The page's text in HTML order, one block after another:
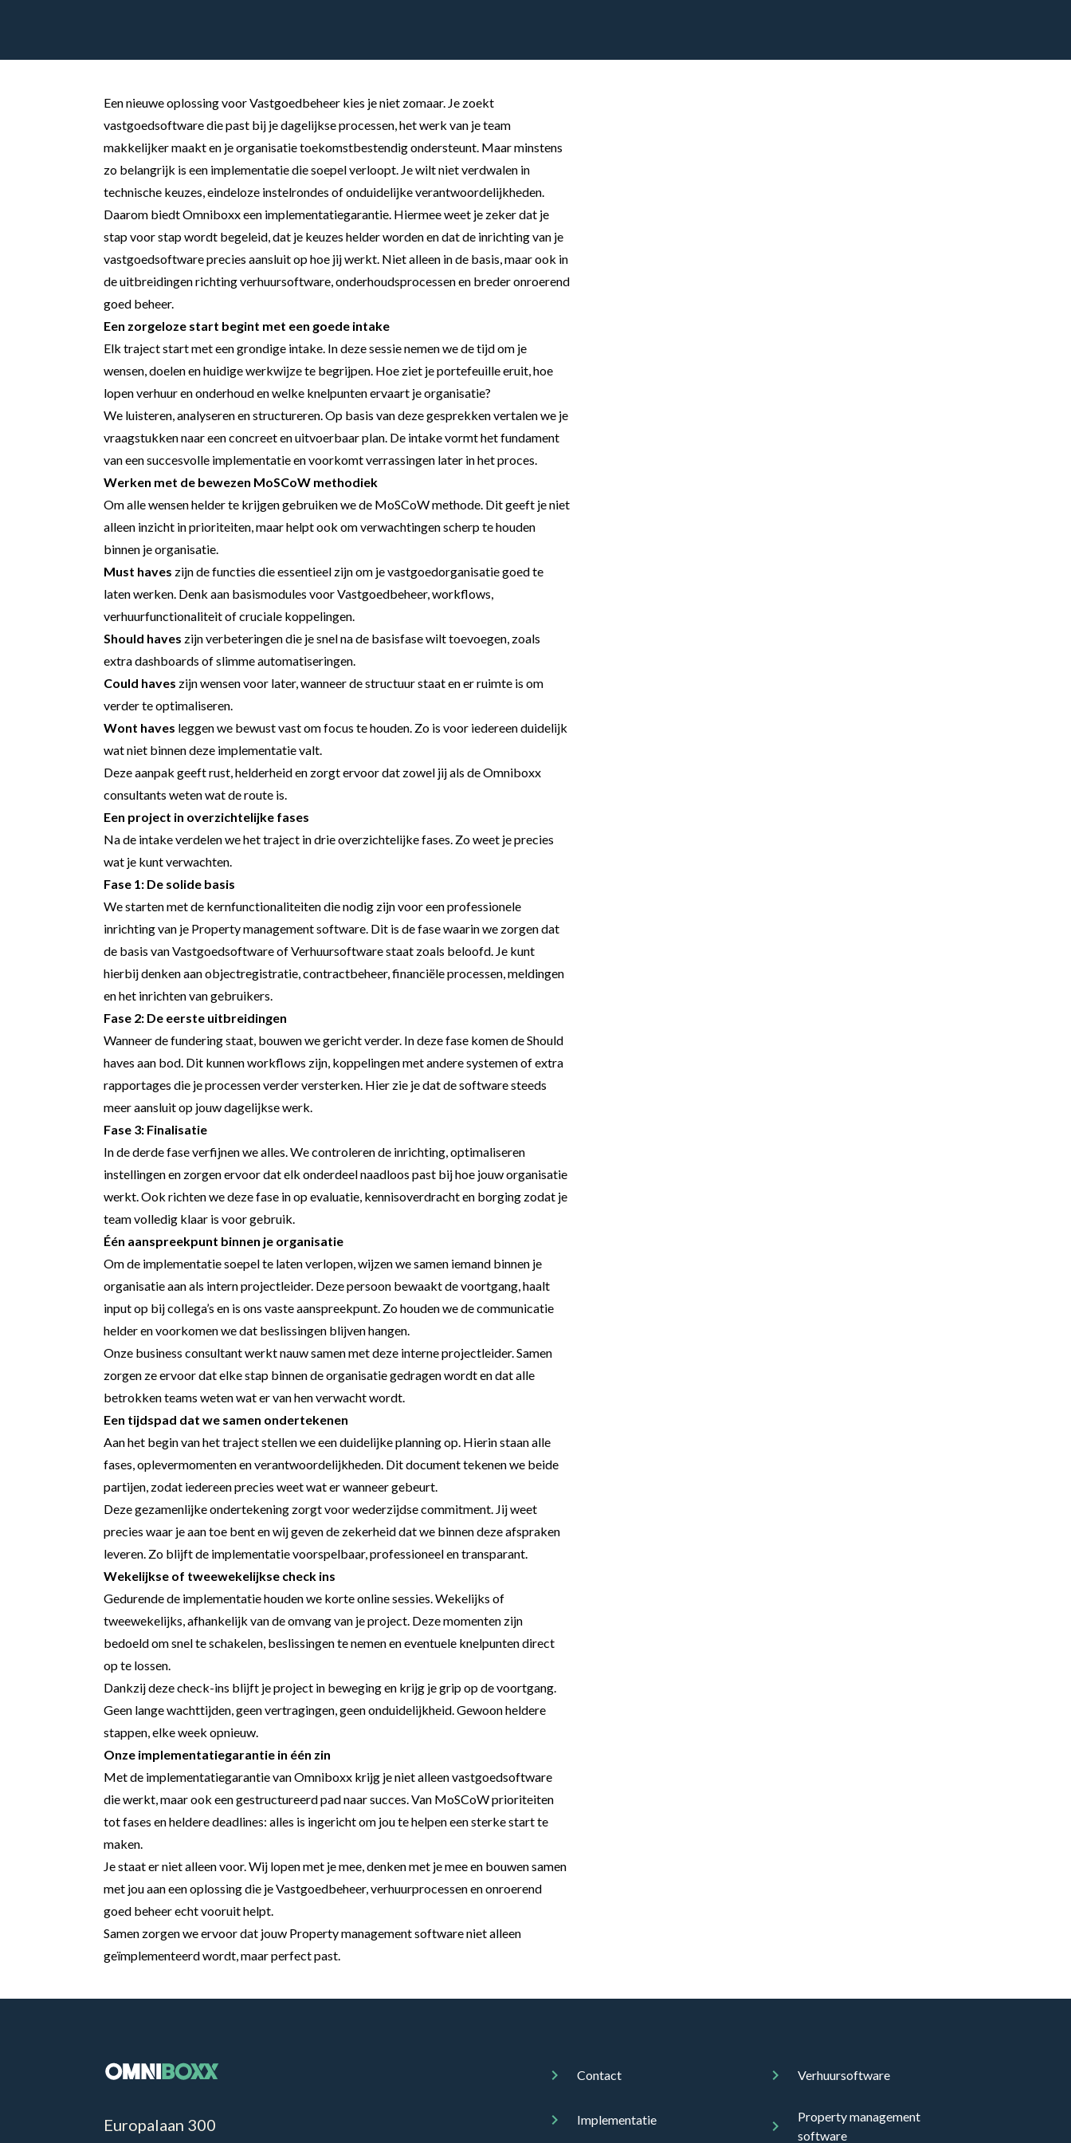
Een nieuwe oplossing voor Vastgoedbeheer kies je niet zomaar. Je zoekt
vastgoedsoftware die past bij je dagelijkse processen, het werk van je team
makkelijker maakt en je organisatie toekomstbestendig ondersteunt. Maar minstens
zo belangrijk is een implementatie die soepel verloopt. Je wilt niet verdwalen in
technische keuzes, eindeloze instelrondes of onduidelijke verantwoordelijkheden.
Daarom biedt Omniboxx een implementatiegarantie . Hiermee weet je zeker dat je
stap voor stap wordt begeleid, dat je keuzes helder worden en dat de inrichting van je
vastgoedsoftware precies aansluit op hoe jij werkt. Niet alleen in de basis, maar ook in
de uitbreidingen richting verhuursoftware, onderhoudsprocessen en breder onroerend
goed beheer.
Een zorgeloze start begint met een goede intake
Elk traject start met een grondige intake. In deze sessie nemen we de tijd om je
wensen, doelen en huidige werkwijze te begrijpen. Hoe ziet je portefeuille eruit, hoe
lopen verhuur en onderhoud en welke knelpunten ervaart je organisatie?
We luisteren, analyseren en structureren. Op basis van deze gesprekken vertalen we je
vraagstukken naar een concreet en uitvoerbaar plan. De intake vormt het fundament
van een succesvolle implementatie en voorkomt verrassingen later in het proces.
Werken met de bewezen MoSCoW methodiek
Om alle wensen helder te krijgen gebruiken we de MoSCoW methode. Dit geeft je niet
alleen inzicht in prioriteiten, maar helpt ook om verwachtingen scherp te houden
binnen je organisatie.
Must haves zijn de functies die essentieel zijn om je vastgoedorganisatie goed te
laten werken. Denk aan basismodules voor Vastgoedbeheer, workflows,
verhuurfunctionaliteit of cruciale koppelingen.
Should haves zijn verbeteringen die je snel na de basisfase wilt toevoegen, zoals
extra dashboards of slimme automatiseringen.
Could haves zijn wensen voor later, wanneer de structuur staat en er ruimte is om
verder te optimaliseren.
Wont haves leggen we bewust vast om focus te houden. Zo is voor iedereen duidelijk
wat niet binnen deze implementatie valt.
Deze aanpak geeft rust, helderheid en zorgt ervoor dat zowel jij als de Omniboxx
consultants weten wat de route is.
Een project in overzichtelijke fases
Na de intake verdelen we het traject in drie overzichtelijke fases. Zo weet je precies
wat je kunt verwachten.
Fase 1: De solide basis
We starten met de kernfunctionaliteiten die nodig zijn voor een professionele
inrichting van je Property management software. Dit is de fase waarin we zorgen dat
de basis van Vastgoedsoftware of Verhuursoftware staat zoals beloofd. Je kunt
hierbij denken aan objectregistratie, contractbeheer, financiële processen, meldingen
en het inrichten van gebruikers.
Fase 2: De eerste uitbreidingen
Wanneer de fundering staat, bouwen we gericht verder. In deze fase komen de Should
haves aan bod. Dit kunnen workflows zijn, koppelingen met andere systemen of extra
rapportages die je processen verder versterken. Hier zie je dat de software steeds
meer aansluit op jouw dagelijkse werk.
Fase 3: Finalisatie
In de derde fase verfijnen we alles. We controleren de inrichting, optimaliseren
instellingen en zorgen ervoor dat elk onderdeel naadloos past bij hoe jouw organisatie
werkt. Ook richten we deze fase in op evaluatie, kennisoverdracht en borging zodat je
team volledig klaar is voor gebruik.
Één aanspreekpunt binnen je organisatie
Om de implementatie soepel te laten verlopen, wijzen we samen iemand binnen je
organisatie aan als intern projectleider. Deze persoon bewaakt de voortgang, haalt
input op bij collega’s en is ons vaste aanspreekpunt. Zo houden we de communicatie
helder en voorkomen we dat beslissingen blijven hangen.
Onze business consultant werkt nauw samen met deze interne projectleider. Samen
zorgen ze ervoor dat elke stap binnen de organisatie gedragen wordt en dat alle
betrokken teams weten wat er van hen verwacht wordt.
Een tijdspad dat we samen ondertekenen
Aan het begin van het traject stellen we een duidelijke planning op. Hierin staan alle
fases, oplevermomenten en verantwoordelijkheden. Dit document tekenen we beide
partijen, zodat iedereen precies weet wat er wanneer gebeurt.
Deze gezamenlijke ondertekening zorgt voor wederzijdse commitment. Jij weet
precies waar je aan toe bent en wij geven de zekerheid dat we binnen deze afspraken
leveren. Zo blijft de implementatie voorspelbaar, professioneel en transparant.
Wekelijkse of tweewekelijkse check ins
Gedurende de implementatie houden we korte online sessies. Wekelijks of
tweewekelijks, afhankelijk van de omvang van je project. Deze momenten zijn
bedoeld om snel te schakelen, beslissingen te nemen en eventuele knelpunten direct
op te lossen.
Dankzij deze check-ins blijft je project in beweging en krijg je grip op de voortgang.
Geen lange wachttijden, geen vertragingen, geen onduidelijkheid. Gewoon heldere
stappen, elke week opnieuw.
Onze implementatiegarantie in één zin
Met de implementatiegarantie van Omniboxx krijg je niet alleen vastgoedsoftware
die werkt, maar ook een gestructureerd pad naar succes. Van MoSCoW prioriteiten
tot fases en heldere deadlines: alles is ingericht om jou te helpen een sterke start te
maken.
Je staat er niet alleen voor. Wij lopen met je mee, denken met je mee en bouwen samen
met jou aan een oplossing die je Vastgoedbeheer, verhuurprocessen en onroerend
goed beheer echt vooruit helpt.
Samen zorgen we ervoor dat jouw Property management software niet alleen
geïmplementeerd wordt, maar perfect past.
Europalaan 300
Contact
Implementatie
Verhuursoftware
Property management
software